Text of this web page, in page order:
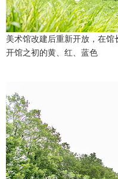
美术馆改建后重新开放，在
开馆之初的黄、红、蓝色